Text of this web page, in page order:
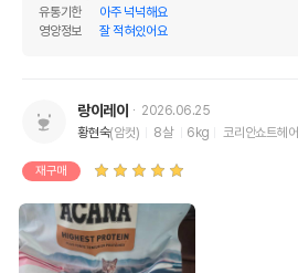
유통기한
아주 넉넉해요
영양정보
잘 적혀있어요
랑이레이
2026.06.25
황현숙(암컷) 8살 6kg 코리안쇼트헤어
재구매